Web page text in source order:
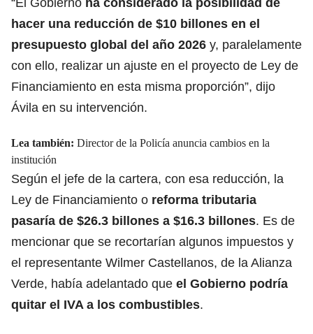
hacer una reducción de $10 billones en el
presupuesto global del año 2026 y, paralelamente
con ello, realizar un ajuste en el proyecto de Ley de
Financiamiento en esta misma proporción”, dijo
Ávila en su intervención.
Lea también: Director de la Policía anuncia cambios en la
institución
Según el jefe de la cartera, con esa reducción, la
Ley de Financiamiento o reforma tributaria
pasaría de $26.3 billones a $16.3 billones. Es de
mencionar que se recortarían algunos impuestos y
el representante Wilmer Castellanos, de la Alianza
Verde, había adelantado que el Gobierno podría
quitar el IVA a los combustibles.